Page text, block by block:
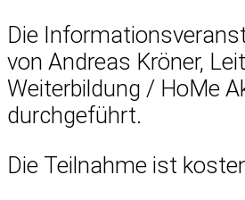
Die
von Andreas Kröner,
Weiterbildung / HoMe
durchgeführt.
Die Teilnahme ist